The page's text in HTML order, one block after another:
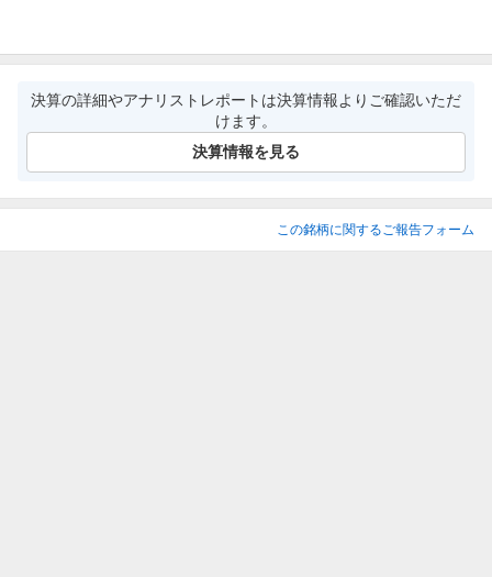
決算の詳細やアナリストレポートは決算情報よりご確認いただ
けます。
決算情報を見る
この銘柄に関するご報告フォーム